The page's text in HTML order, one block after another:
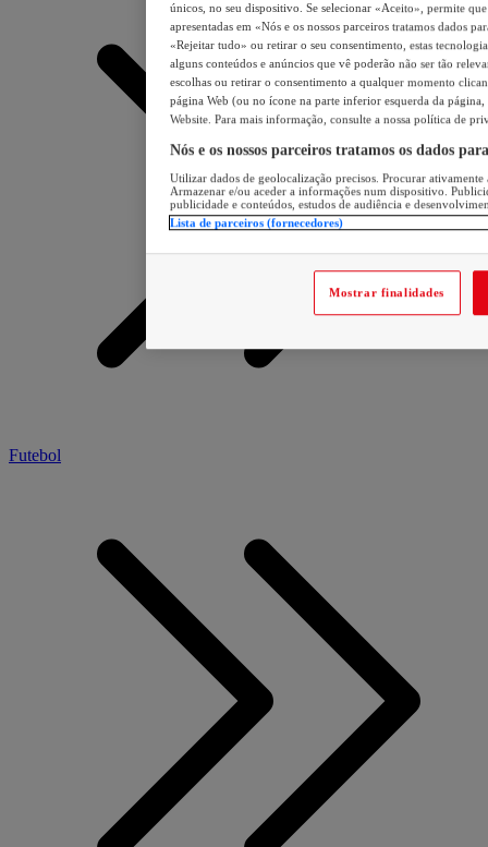
Futebol
únicos, no seu dispositivo. Se selecionar «Aceito», permite
apresentadas em «Nós e os nossos parceiros tratamos dados
«Rejeitar tudo» ou retirar o seu consentimento, estas
alguns conteúdos e anúncios que vê poderão não ser tão
escolhas ou retirar o consentimento a qualquer momento
página Web (ou no ícone na parte inferior esquerda da página,
Website. Para mais informação, consulte a nossa política de
Nós e os nossos parceiros tratamos os dados
Utilizar dados de geolocalização precisos. Procurar
Armazenar e/ou aceder a informações num dispositivo.
publicidade e conteúdos, estudos de audiência e
Lista de parceiros (fornecedores)
Mostrar finalidades